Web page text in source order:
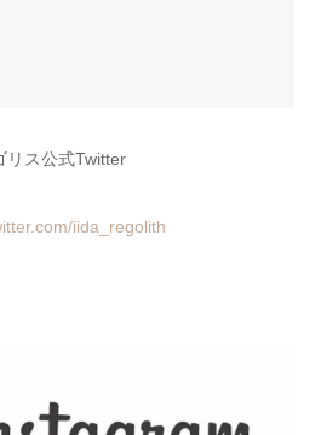
リス公式Twitter
iida_regolith